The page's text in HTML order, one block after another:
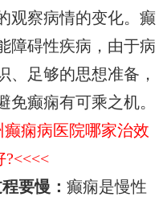
观察病情的变化。癫
障碍性疾病，由于病
、足够的思想准备，
免癫痫有可乘之机。
痫病医院哪家治效
?<<<<
要慢：癫痫是慢性